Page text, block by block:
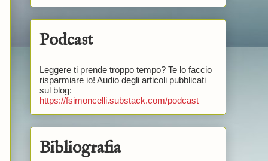
Podcast
Leggere ti prende troppo tempo? Te lo faccio
risparmiare io! Audio degli articoli pubblicati
sul blog:
https://fsimoncelli.substack.com/podcast
Bibliografia